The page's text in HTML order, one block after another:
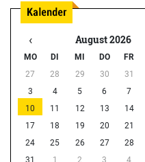
‹ August 2026
MO DI MI DO FR
27
28 29 30 31
3
4 5 6 7
10
11 12 13 14
17
18 19 20 21
24
25 26 27 28
31
1 2 3 4